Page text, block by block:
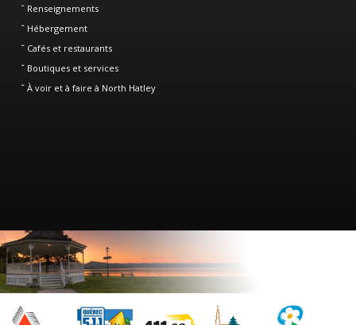
Renseignements
Hébergement
Cafés et restaurants
Boutiques et services
À voir et à faire à North Hatley